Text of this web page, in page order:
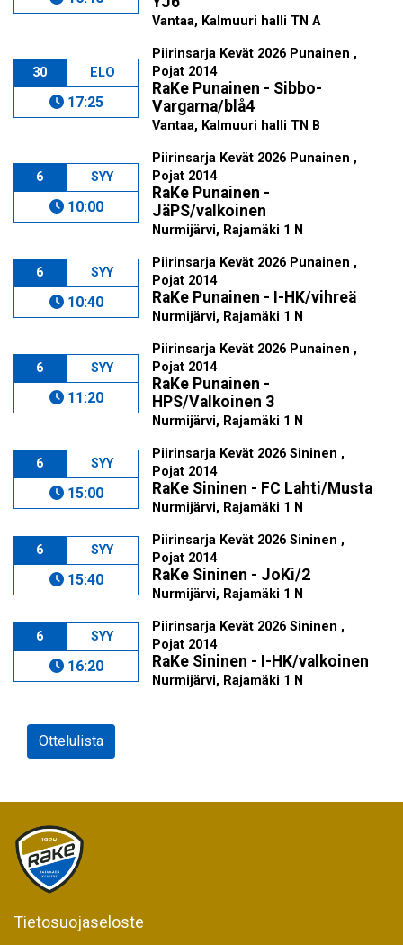
Vantaa, Kalmuuri halli TN A
30 ELO
17:25
Piirinsarja Kevät 2026 Punainen ,
Pojat 2014
RaKe Punainen - Sibbo-
Vargarna/blå4
Vantaa, Kalmuuri halli TN B
6 SYY
10:00
Piirinsarja Kevät 2026 Punainen ,
Pojat 2014
RaKe Punainen -
JäPS/valkoinen
Nurmijärvi, Rajamäki 1 N
6 SYY
10:40
Piirinsarja Kevät 2026 Punainen ,
Pojat 2014
RaKe Punainen - I-HK/vihreä
Nurmijärvi, Rajamäki 1 N
6 SYY
11:20
Piirinsarja Kevät 2026 Punainen ,
Pojat 2014
RaKe Punainen -
HPS/Valkoinen 3
Nurmijärvi, Rajamäki 1 N
6 SYY
15:00
Piirinsarja Kevät 2026 Sininen ,
Pojat 2014
RaKe Sininen - FC Lahti/Musta
Nurmijärvi, Rajamäki 1 N
6 SYY
15:40
Piirinsarja Kevät 2026 Sininen ,
Pojat 2014
RaKe Sininen - JoKi/2
Nurmijärvi, Rajamäki 1 N
6 SYY
16:20
Piirinsarja Kevät 2026 Sininen ,
Pojat 2014
RaKe Sininen - I-HK/valkoinen
Nurmijärvi, Rajamäki 1 N
Ottelulista
Tietosuojaseloste